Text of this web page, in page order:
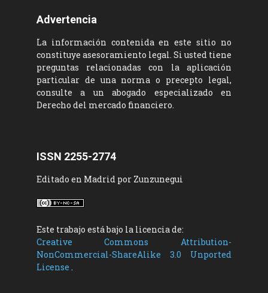
Advertencia
La información contenida en este sitio no
constituye asesoramiento legal. Si usted tiene
preguntas relacionadas con la aplicación
particular de una norma o precepto legal,
consulte a un abogado especializado en
Derecho del mercado financiero.
ISSN 2255-2774
Editado en Madrid por Zunzunegui
Este trabajo está bajo la licencia de:
Creative Commons Attribution-
NonCommercial-ShareAlike 3.0 Unported
License .